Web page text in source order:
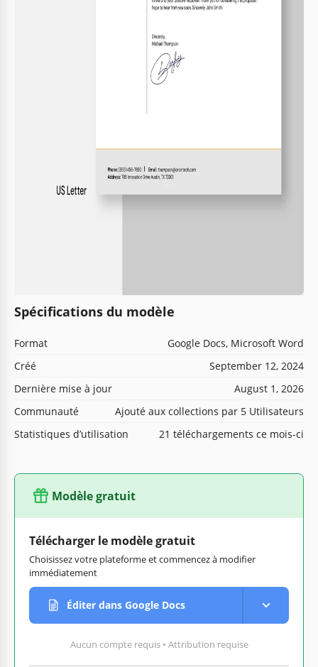
Spécifications du modèle
Format
Google Docs, Microsoft Word
Créé
September 12, 2024
Dernière mise à jour
August 1, 2026
Communauté
Ajouté aux collections par 5 Utilisateurs
Statistiques d’utilisation
21 téléchargements ce mois-ci
Modèle gratuit
Télécharger le modèle gratuit
Choisissez votre plateforme et commencez à modifier
immédiatement
Éditer dans Google Docs
Aucun compte requis • Attribution requise